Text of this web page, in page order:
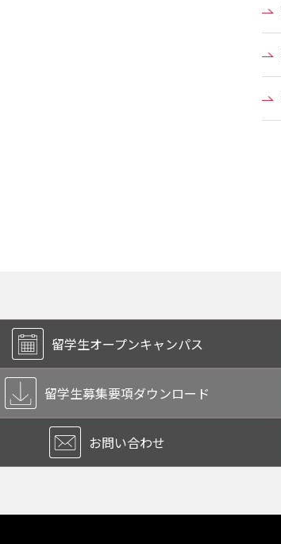
留学生オープンキャンパス
留学生募集要項ダウンロード
お問い合わせ